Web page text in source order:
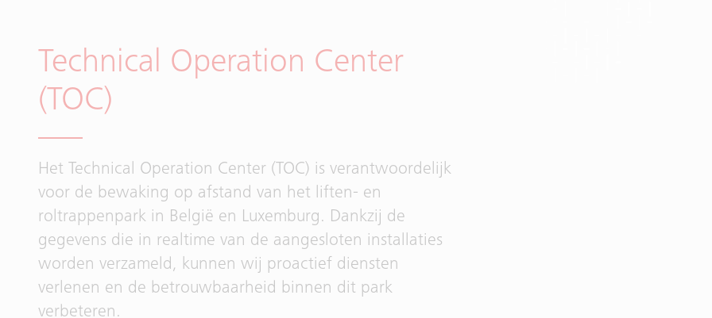
Technical Operation Center
(TOC)
Het Technical Operation Center (TOC) is verantwoordelijk
voor de bewaking op afstand van het liften- en
roltrappenpark in België en Luxemburg. Dankzij de
gegevens die in realtime van de aangesloten installaties
worden verzameld, kunnen wij proactief diensten
verlenen en de betrouwbaarheid binnen dit park
verbeteren.